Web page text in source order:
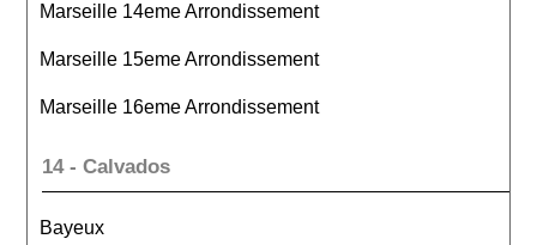
Marseille 14eme Arrondissement
Marseille 15eme Arrondissement
Marseille 16eme Arrondissement
14 - Calvados
Bayeux